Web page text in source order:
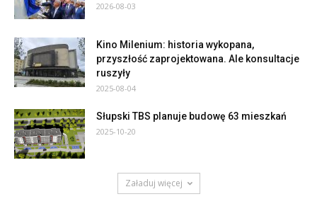
2026-08-03
Kino Milenium: historia wykopana,
przyszłość zaprojektowana. Ale konsultacje
ruszyły
2025-08-04
Słupski TBS planuje budowę 63 mieszkań
2025-10-20
Załaduj więcej